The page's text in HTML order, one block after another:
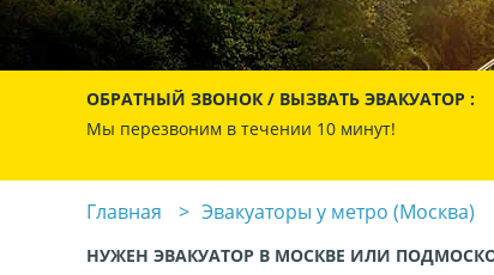
ОБРАТНЫЙ ЗВОНОК / ВЫЗВАТЬ ЭВАКУАТОР :
Мы перезвоним в течении 10 минут!
Главная Эвакуаторы у метро (Москва)
НУЖЕН ЭВАКУАТОР В МОСКВЕ ИЛИ